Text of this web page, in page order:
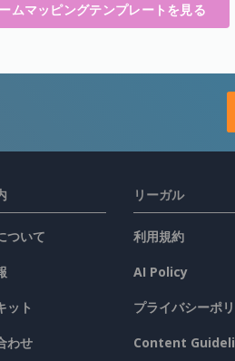
ムマッピングテンプレートを見る
ついて
ット
わせ
リーガル
利用規約
AI Policy
プライバシーポ
Content